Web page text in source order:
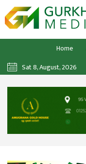
Home
Sat 8, August, 2026